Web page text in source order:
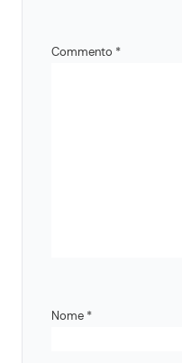
Commento *
Nome *